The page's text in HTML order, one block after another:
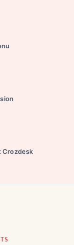
Crozdesk